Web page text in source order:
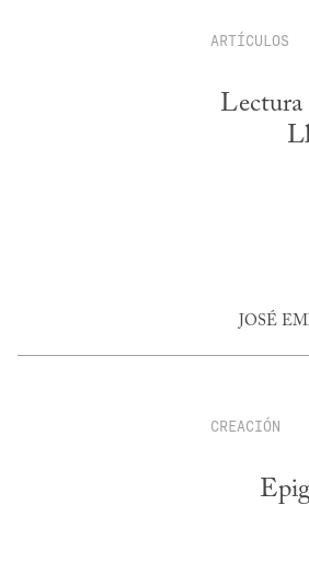
ARTÍCULOS
Lectura
JOSÉ
CREACIÓN